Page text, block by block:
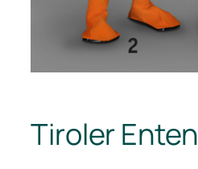
Tiroler Enten